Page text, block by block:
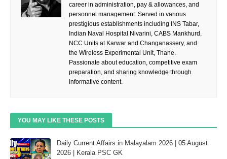
career in administration, pay & allowances, and
personnel management. Served in various
prestigious establishments including INS Tabar,
Indian Naval Hospital Nivarini, CABS Mankhurd,
NCC Units at Karwar and Changanassery, and
the Wireless Experimental Unit, Thane.
Passionate about education, competitive exam
preparation, and sharing knowledge through
informative content.
YOU MAY LIKE THESE POSTS
Daily Current Affairs in Malayalam 2026 | 05 August
2026 | Kerala PSC GK